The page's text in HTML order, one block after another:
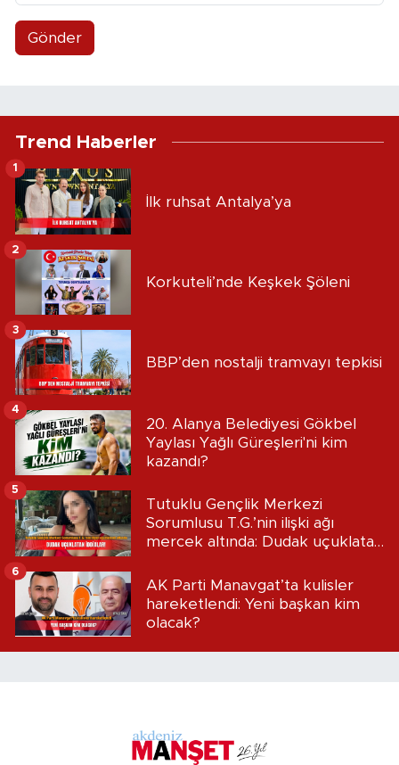
Gönder
Trend Haberler
İlk ruhsat Antalya’ya
1
Korkuteli’nde Keşkek Şöleni
2
BBP’den nostalji tramvayı tepkisi
3
20. Alanya Belediyesi Gökbel
Yaylası Yağlı Güreşleri'ni kim
kazandı?
4
Tutuklu Gençlik Merkezi
Sorumlusu T.G.’nin ilişki ağı
mercek altında: Dudak uçuklatan
5
AK Parti Manavgat’ta kulisler
hareketlendi: Yeni başkan kim
olacak?
6